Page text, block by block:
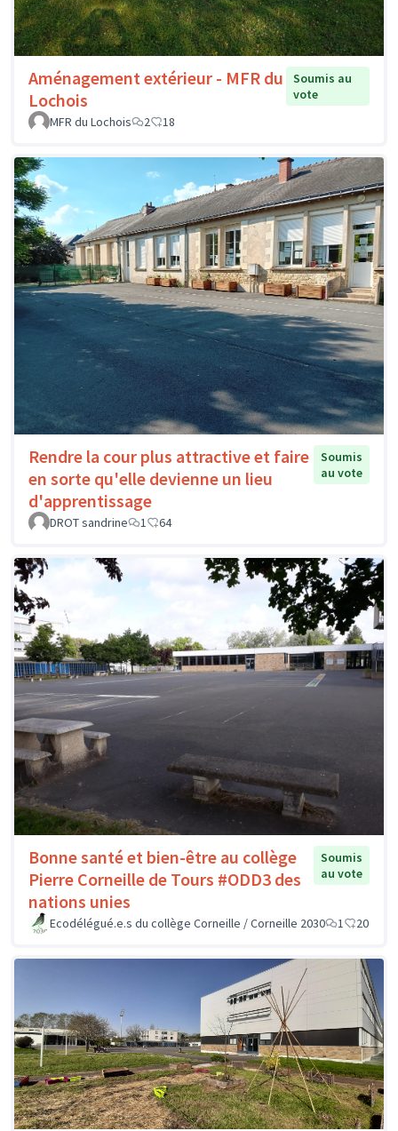
Aménagement extérieur - MFR du
Lochois
Soumis au
vote
MFR du Lochois
2 18
Rendre la cour plus attractive et faire
en sorte qu'elle devienne un lieu
d'apprentissage
Soumis
au vote
DROT sandrine 1 64
Bonne santé et bien-être au collège
Pierre Corneille de Tours #ODD3 des
nations unies
Soumis
au vote
Ecodélégué.e.s du collège Corneille / Corneille 2030 1 20